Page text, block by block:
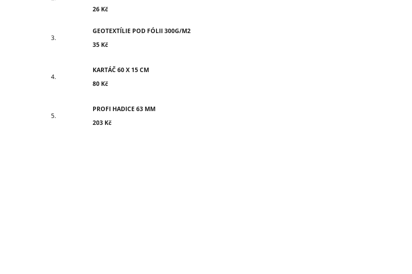
26 Kč
GEOTEXTÍLIE POD FÓLII 300G/M2
35 Kč
KARTÁČ 60 X 15 CM
80 Kč
PROFI HADICE 63 MM
203 Kč